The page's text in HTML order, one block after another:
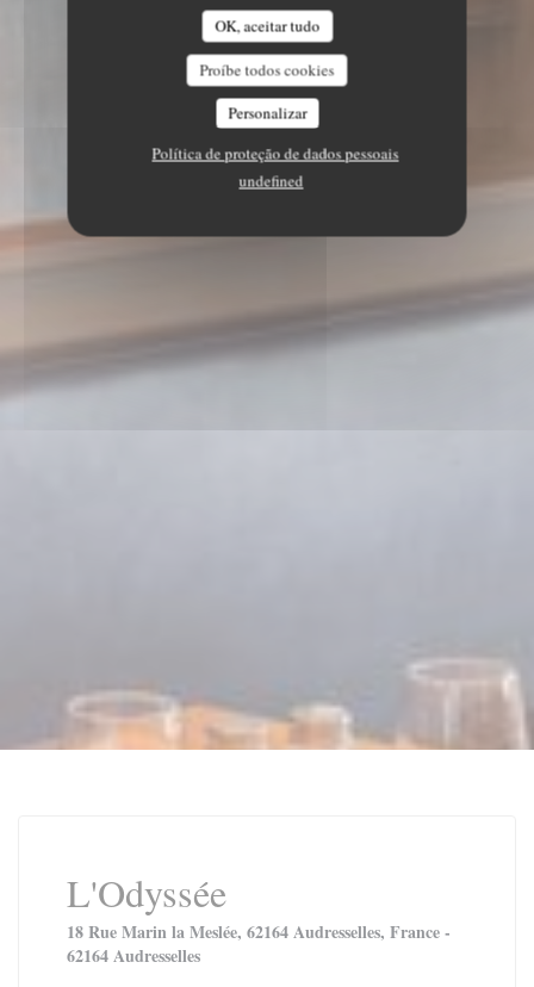
OK, aceitar tudo
Proíbe todos cookies
Personalizar
Política de proteção de dados pessoais
undefined
L'Odyssée
18 Rue Marin la Meslée, 62164 Audresselles, France -
62164 Audresselles